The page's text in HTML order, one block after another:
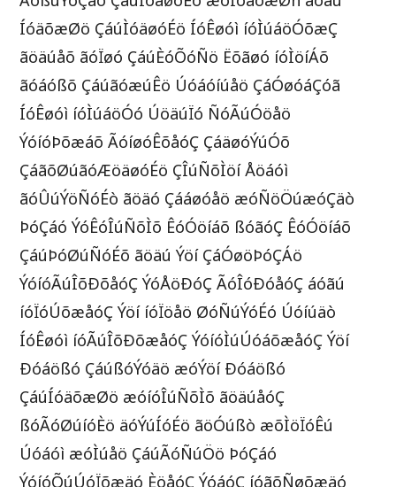
ÍóäõæØö ÇáúÌóäøóÉö ÍóÊøóì íóÌúáöÓõæÇ
ãöäúåõ ãóÏøó ÇáúÈóÕóÑö Ëõãøó íóÌöíÁõ
ãóáóßõ ÇáúãóæúÊö Úóáóíúåö ÇáÓøóáÇóã
ÍóÊøóì íóÌúáöÓó ÚöäúÏó ÑóÃúÓöåö
ÝóíóÞõæáõ ÃóíøóÊõåóÇ ÇáäøóÝúÓõ
ÇáãõØúãóÆöäøóÉö ÇÎúÑõÌöí Åöáóì
ãóÛúÝöÑóÉò ãöäó Çááøóåö æóÑöÖúæóÇäò
ÞóÇáó ÝóÊóÎúÑõÌõ ÊóÓöíáõ ßóãóÇ ÊóÓöíáõ
ÇáúÞóØúÑóÉõ ãöäú Ýöí ÇáÓøöÞóÇÁö
ÝóíóÃúÎõÐõåóÇ ÝóÅöÐóÇ ÃóÎóÐóåóÇ áóãú
íóÏóÚõæåóÇ Ýöí íóÏöåö ØóÑúÝóÉó Úóíúäò
ÍóÊøóì íóÃúÎõÐõæåóÇ ÝóíóÌúÚóáõæåóÇ Ýöí
Ðóáößó ÇáúßóÝóäö æóÝöí Ðóáößó
ÇáúÍóäõæØö æóíóÎúÑõÌõ ãöäúåóÇ
ßóÃóØúíóÈö äóÝúÍóÉö ãöÓúßò æõÌöÏóÊú
Úóáóì æóÌúåö ÇáúÃóÑúÖö ÞóÇáó
ÝóíóÕúÚóÏõæäó ÈöåóÇ ÝóáóÇ íóãõÑøõæäó